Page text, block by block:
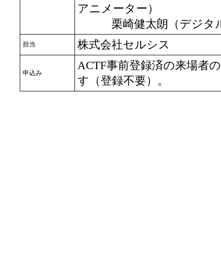
アニメーター）
栗崎健太朗（デジタル
担当 株式会社セルシス
申込み
ACTF事前登録済の来場者
す（登録不要）。